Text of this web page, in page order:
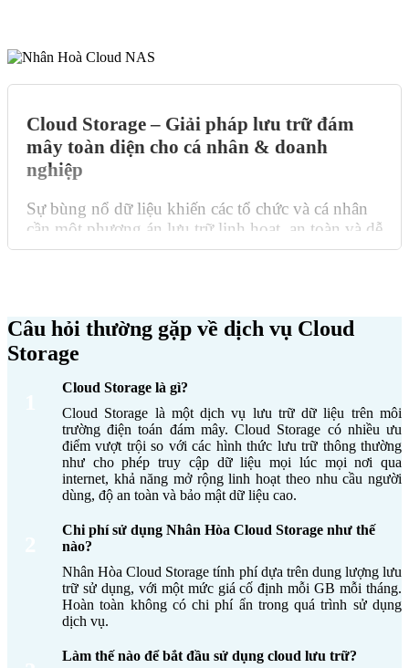
Cloud Storage – Giải pháp lưu trữ đám
mây toàn diện cho cá nhân & doanh
nghiệp
Sự bùng nổ dữ liệu khiến các tổ chức và cá nhân
cần một phương án lưu trữ linh hoạt, an toàn và dễ
mở rộng. Cloud storage đáp ứng hoàn hảo những
cloud storage cho camera, NAS, mô hình này
đang thay đổi cách chúng ta bảo vệ và khai thác
dữ liệu trong kỷ nguyên số.
So sánh giữa lưu trữ truyền thống và lưu
trữ đám mây
Tiêu chí
Lưu trữ truyền
thống
Lưu trữ đám mây
(Cloud Storage)
Hạ tầng
chủ, ổ cứng
NAS nội bộ.
trên máy chủ của nhà
truy cập qua Internet.
Chi phí
đầu tư
ban đầu
Cao – cần mua
thiết bị, cài đặt,
bảo trì định kỳ.
Thấp – trả phí theo
dung lượng và thời
you-go).
Câu hỏi thường gặp về dịch vụ Cloud
Storage
Cloud Storage là gì?
Cloud Storage là một dịch vụ lưu trữ dữ liệu trên môi
trường điện toán đám mây. Cloud Storage có nhiều ưu
điểm vượt trội so với các hình thức lưu trữ thông thường
như cho phép truy cập dữ liệu mọi lúc mọi nơi qua
internet, khả năng mở rộng linh hoạt theo nhu cầu người
dùng, độ an toàn và bảo mật dữ liệu cao.
Chi phí sử dụng Nhân Hòa Cloud Storage như thế
nào?
Nhân Hòa Cloud Storage tính phí dựa trên dung lượng lưu
trữ sử dụng, với một mức giá cố định mỗi GB mỗi tháng.
Hoàn toàn không có chi phí ẩn trong quá trình sử dụng
dịch vụ.
Làm thế nào để bắt đầu sử dụng cloud lưu trữ?